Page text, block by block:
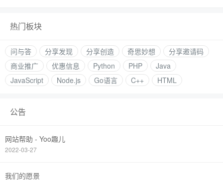
热门板块
问与答 分享发现 分享创造 奇思妙想
分享邀请码
商业推广
优惠信息 Python PHP
Java
JavaScript
Node.js Go语言 C++ HTML
公告
网站帮助 - Yoo趣儿
2022-03-27
我们的愿景